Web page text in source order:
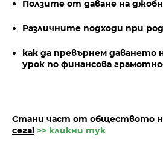
Ползите от даване на
Различните подходи при
как да превърнем даването
урок по финансова
Стани част от обществото
сега! >> кликни тук